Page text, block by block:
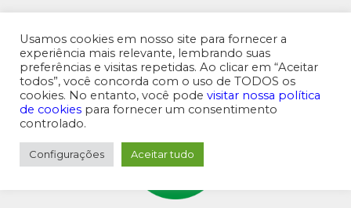
MENU SUPERIOR
Usamos cookies em nosso site para fornecer a
experiência mais relevante, lembrando suas
preferências e visitas repetidas. Ao clicar em “Aceitar
todos”, você concorda com o uso de TODOS os
cookies. No entanto, você pode visitar nossa política
de cookies para fornecer um consentimento
controlado.
Configurações Aceitar tudo